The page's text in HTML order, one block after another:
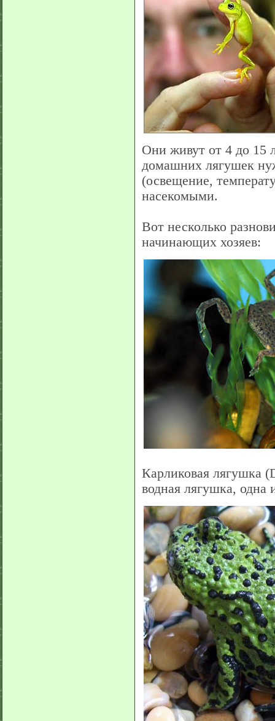
Они живут от 4 до 15
домашних лягушек
(освещение,
насекомыми.
Вот несколько
начинающих хозяев:
Карликовая лягушка
водная лягушка, одна